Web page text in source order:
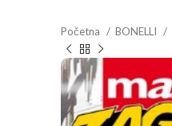
Početna BONELLI